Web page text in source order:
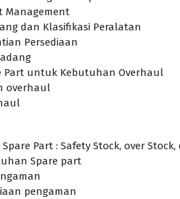
Management
dan Klasifikasi Peralatan
Persediaan
untuk Kebutuhan Overhaul
overhaul
Part : Safety Stock, over Stock,
Spare part
pengaman